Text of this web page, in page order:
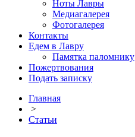
Ноты Лавры
Медиагалерея
Фотогалерея
Контакты
Едем в Лавру
Памятка паломнику
Пожертвования
Подать записку
Главная
>
Статьи